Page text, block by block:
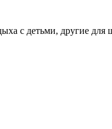
с детьми, другие для